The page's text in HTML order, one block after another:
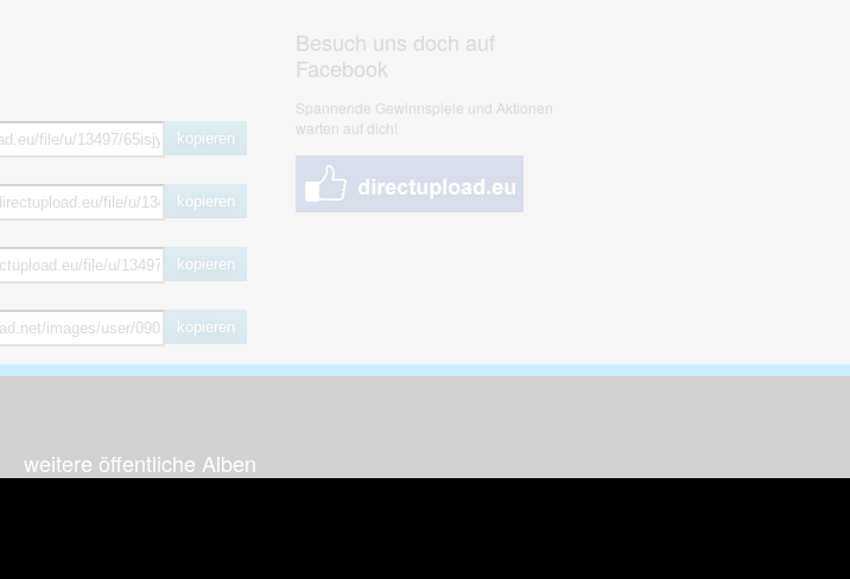
kopieren
kopieren
kopieren
kopieren
Besuch uns doch auf
Facebook
Spannende Gewinnspiele und Aktionen
warten auf dich!
weitere öffentliche Alben